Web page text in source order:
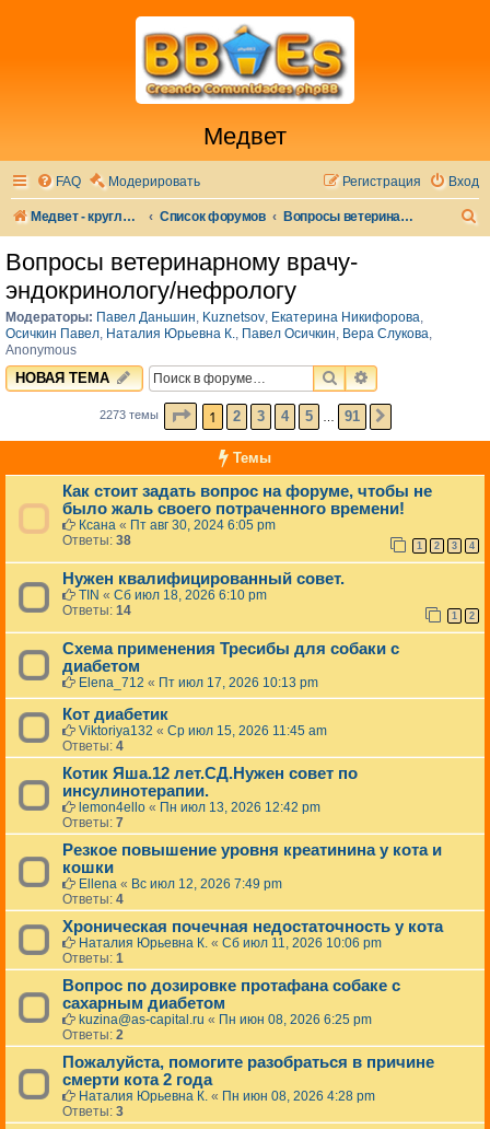
Медвет
FAQ Модерировать Вход
Регистрация
Медвет - круглосуточная ветеринарная клиника в Москве Список форумов Вопросы ветеринарному врачу-эндокринологу/нефрологу
Вопросы ветеринарному врачу-
эндокринологу/нефрологу
Модераторы: Павел Даньшин, Kuznetsov, Екатерина Никифорова,
Осичкин Павел, Наталия Юрьевна К., Павел Осичкин, Вера Слукова,
Anonymous
НОВАЯ ТЕМА ПОИСКРАСШИРЕННЫЙ
2273 темы СТРАНИЦА ИЗ91
1 2 3 4 5 91
Темы
Как стоит задать вопрос на форуме, чтобы не
было жаль своего потраченного времени!
Ксана « Пт авг 30, 2024 6:05 pm
Ответы: 38 1 2 3 4
Нужен квалифицированный совет.
TIN « Сб июл 18, 2026 6:10 pm
Ответы: 14 1 2
Схема применения Тресибы для собаки с
диабетом
Elena_712 « Пт июл 17, 2026 10:13 pm
Кот диабетик
Viktoriya132 « Ср июл 15, 2026 11:45 am
Ответы: 4
Котик Яша.12 лет.СД.Нужен совет по
инсулинотерапии.
lemon4ello « Пн июл 13, 2026 12:42 pm
Ответы: 7
Резкое повышение уровня креатинина у кота и
кошки
Ellena « Вс июл 12, 2026 7:49 pm
Ответы: 4
Хроническая почечная недостаточность у кота
Наталия Юрьевна К. « Сб июл 11, 2026 10:06 pm
Ответы: 1
Вопрос по дозировке протафана собаке с
сахарным диабетом
kuzina@as-capital.ru « Пн июн 08, 2026 6:25 pm
Ответы: 2
Пожалуйста, помогите разобраться в причине
смерти кота 2 года
Наталия Юрьевна К. « Пн июн 08, 2026 4:28 pm
Ответы: 3